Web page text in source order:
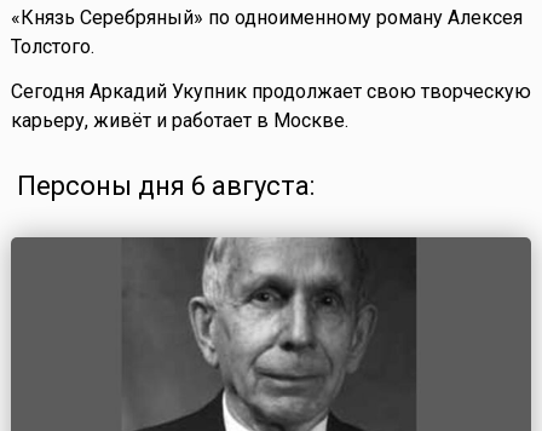
«Князь Серебряный» по одноименному роману Алексея
Толстого.
Сегодня Аркадий Укупник продолжает свою творческую
карьеру, живёт и работает в Москве.
Персоны дня 6 августа: